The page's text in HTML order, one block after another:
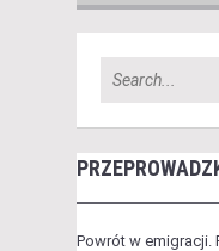
Powrót w emigracji.